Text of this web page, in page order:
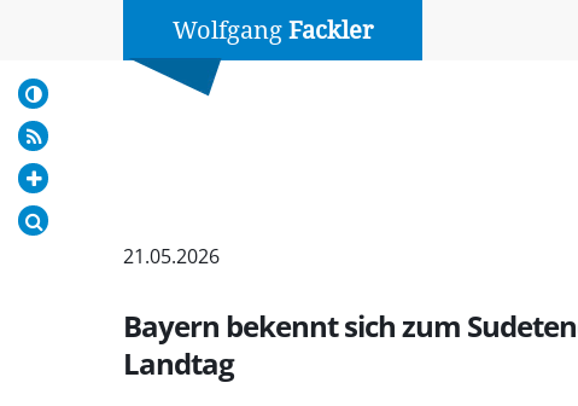
Wolfgang Fackler
21.05.2026
Bayern bekennt sich zum
Landtag